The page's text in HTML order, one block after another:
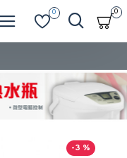
0 0
-3 %